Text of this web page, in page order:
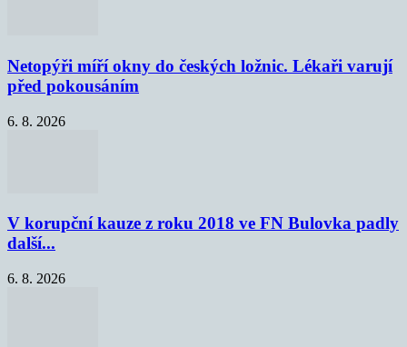
Netopýři míří okny do českých ložnic. Lékaři varují
před pokousáním
6. 8. 2026
V korupční kauze z roku 2018 ve FN Bulovka padly
další...
6. 8. 2026